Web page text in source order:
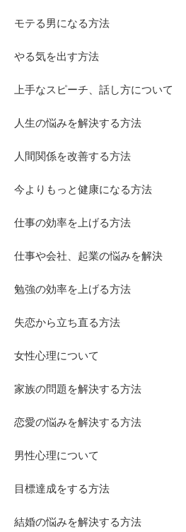
モテる男になる方法
やる気を出す方法
上手なスピーチ、話し方について
人生の悩みを解決する方法
人間関係を改善する方法
今よりもっと健康になる方法
仕事の効率を上げる方法
仕事や会社、起業の悩みを解決
勉強の効率を上げる方法
失恋から立ち直る方法
女性心理について
家族の問題を解決する方法
恋愛の悩みを解決する方法
男性心理について
目標達成をする方法
結婚の悩みを解決する方法